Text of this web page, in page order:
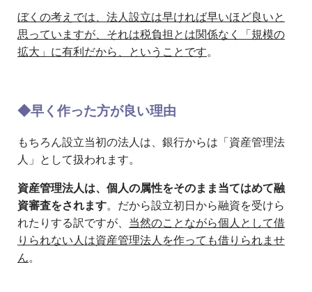
ぼくの考えでは、法人設立は早ければ早いほど良いと
思っていますが、それは税負担とは関係なく「規模の
拡大」に有利だから、ということです。
◆早く作った方が良い理由
もちろん設立当初の法人は、銀行からは「資産管理法
人」として扱われます。
資産管理法人は、個人の属性をそのまま当てはめて融
資審査をされます。だから設立初日から融資を受けら
れたりする訳ですが、 当然のことながら個人として借
りられない人は資産管理法人を作っても借りられませ
ん。